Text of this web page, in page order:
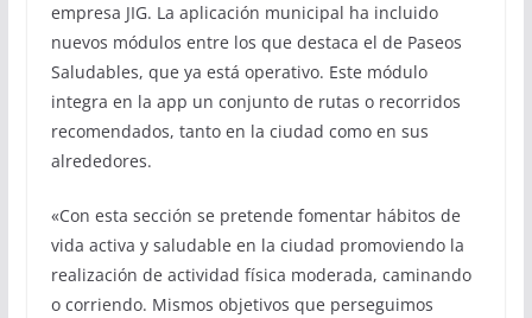
empresa JIG. La aplicación municipal ha incluido
nuevos módulos entre los que destaca el de Paseos
Saludables, que ya está operativo. Este módulo
integra en la app un conjunto de rutas o recorridos
recomendados, tanto en la ciudad como en sus
alrededores.
«Con esta sección se pretende fomentar hábitos de
vida activa y saludable en la ciudad promoviendo la
realización de actividad física moderada, caminando
o corriendo. Mismos objetivos que perseguimos